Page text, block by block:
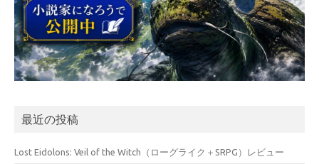
最近の投稿
Lost Eidolons: Veil of the Witch（ローグライク＋SRPG）レビュー